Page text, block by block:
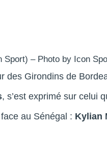
Sport) – Photo by Icon
des Girondins de
, s’est exprimé sur celui
au Sénégal : Kylian